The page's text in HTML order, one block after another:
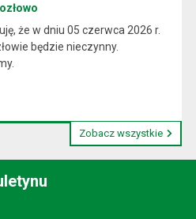
że w dniu 05 czerwca 2026 r.
będzie nieczynny.
Zobacz wszystkie